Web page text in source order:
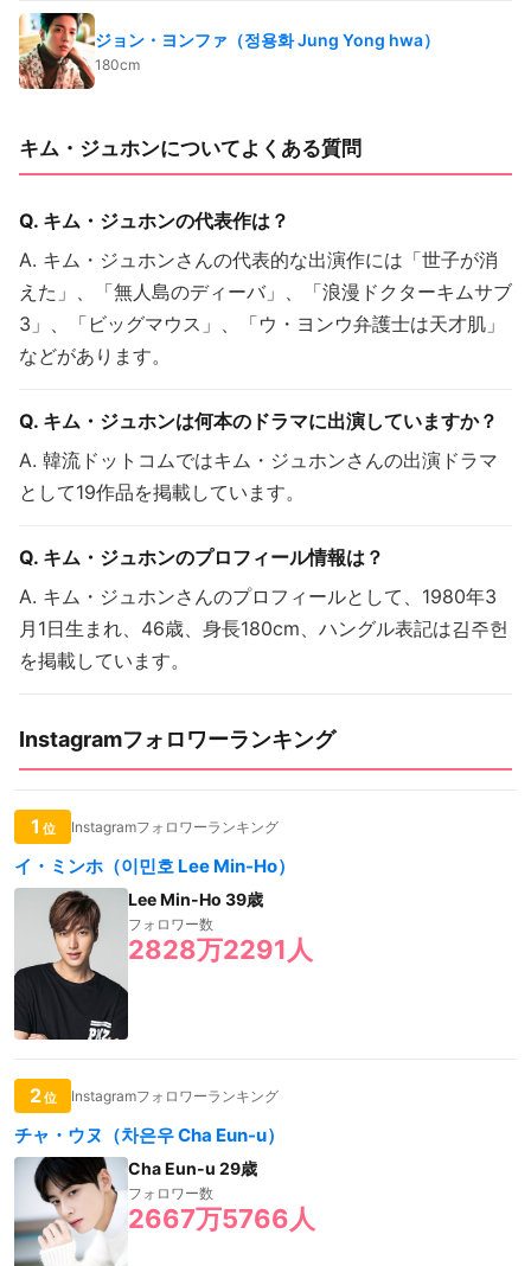
ジョン・ヨンファ（정용화 Jung Yong hwa）
180cm
キム・ジュホンについてよくある質問
Q. キム・ジュホンの代表作は？
A. キム・ジュホンさんの代表的な出演作には「世子が消
えた」、「無人島のディーバ」、「浪漫ドクターキムサブ
3」、「ビッグマウス」、「ウ・ヨンウ弁護士は天才肌」
などがあります。
Q. キム・ジュホンは何本のドラマに出演していますか？
A. 韓流ドットコムではキム・ジュホンさんの出演ドラマ
として19作品を掲載しています。
Q. キム・ジュホンのプロフィール情報は？
A. キム・ジュホンさんのプロフィールとして、1980年3
月1日生まれ、46歳、身長180cm、ハングル表記は김주헌
を掲載しています。
Instagramフォロワーランキング
1 位 Instagramフォロワーランキング
イ・ミンホ（이민호 Lee Min-Ho）
Lee Min-Ho 39歳
フォロワー数
2828万2291人
2位 Instagramフォロワーランキング
チャ・ウヌ（차은우 Cha Eun-u）
Cha Eun-u 29歳
フォロワー数
2667万5766人